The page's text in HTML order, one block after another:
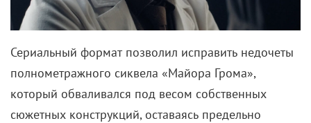
Сериальный формат позволил исправить недочеты
полнометражного сиквела «Майора Грома»,
который обваливался под весом собственных
сюжетных конструкций, оставаясь предельно